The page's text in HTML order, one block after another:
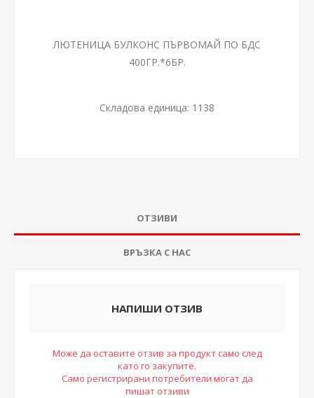
ЛЮТЕНИЦА БУЛКОНС ПЪРВОМАЙ ПО БДС
400ГР.*6БР.
Складова единица: 1138
ОТЗИВИ
ВРЪЗКА С НАС
НАПИШИ ОТЗИВ
Може да оставите отзив за продукт само след
като го закупите.
Само регистрирани потребители могат да
пишат отзиви